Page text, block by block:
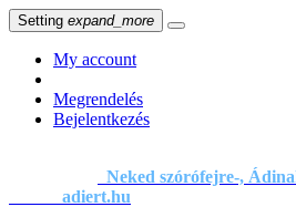
Setting expand_more
My account
Megrendelés
Bejelentkezés
Neked szórófejre-,
adiert.hu